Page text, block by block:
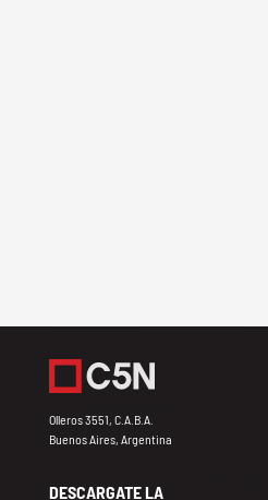
Olleros 3551, C.A.B.A.
Buenos Aires, Argentina
DESCARGATE LA